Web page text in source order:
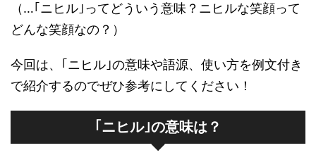
（…｢ニヒル｣ってどういう意味？ニヒルな笑顔って
どんな笑顔なの？）
今回は、｢ニヒル｣の意味や語源、使い方を例文付き
で紹介するのでぜひ参考にしてください！
｢ニヒル｣の意味は？